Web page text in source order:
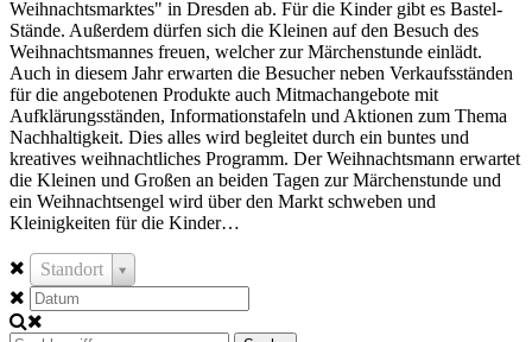
Weihnachtsmarktes" in Dresden ab. Für die Kinder gibt es Bastel-
Stände. Außerdem dürfen sich die Kleinen auf den Besuch des
Weihnachtsmannes freuen, welcher zur Märchenstunde einlädt.
Auch in diesem Jahr erwarten die Besucher neben Verkaufsständen
für die angebotenen Produkte auch Mitmachangebote mit
Aufklärungsständen, Informationstafeln und Aktionen zum Thema
Nachhaltigkeit. Dies alles wird begleitet durch ein buntes und
kreatives weihnachtliches Programm. Der Weihnachtsmann erwartet
die Kleinen und Großen an beiden Tagen zur Märchenstunde und
ein Weihnachtsengel wird über den Markt schweben und
Kleinigkeiten für die Kinder…
Standort